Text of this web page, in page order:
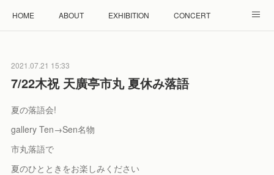
HOME ABOUT EXHIBITION CONCERT
RENTAL ACCESS Instagram
2021.07.21 15:33
7/22木祝 天廣亭市丸 夏休み落語
夏の落語会!
gallery Ten→Sen名物
市丸落語で
夏のひとときをお楽しみください